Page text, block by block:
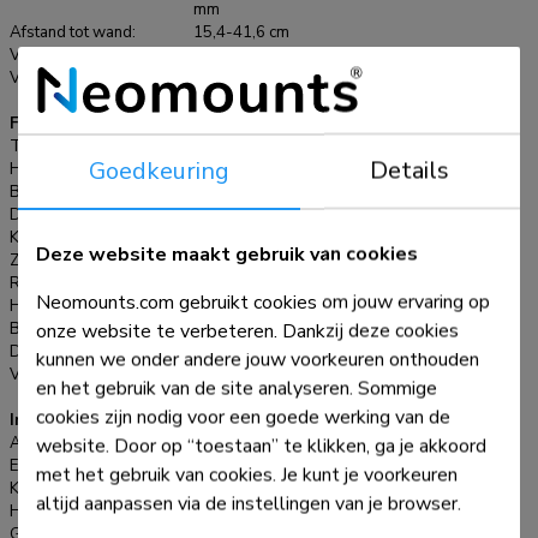
voor zowel de monitorarm als de keyboard tray arm. Het
slimme kabelmanagementsysteem zorgt voor een ordelijke
geleiding van de kabels. De WL90-325BL1 is geschikt voor
schermen die voldoen aan het VESA gatenpatroon 75x75 of
100x100 mm en is uitgerust met een Quick-release VESA
systeem voor snelle en eenvoudige installatie. Voor
afwijkende gatenpatronen heeft Neomounts diverse
optionele VESA-adapterplaten in het assortiment.
mm
Afstand tot wand:
15,4-41,6 cm
VESA maximaal:
VESA minimaal:
75x75 mm
Functionaliteit
Type:
Hoogteverstelling:
44-95 cm
Breedteverstelling:
Diepteverstelling:
6,8-37,4 cm
Kantelen (graden):
Zwenken (graden):
+90°, -90°
Roteren (graden):
Hoogte:
94 cm
Breedte:
65,4 cm
Diepte:
73 cm
Verstellingstype:
Gasveer
Informatie
Artikelnummer:
WL90-325BL1
EAN:
8717371443702
Kleur:
Hoofdmateriaal:
Staal
Goedkeuring Details
Deze website maakt gebruik van cookies
Neomounts.com gebruikt cookies om jouw ervaring op
onze website te verbeteren. Dankzij deze cookies
kunnen we onder andere jouw voorkeuren onthouden
en het gebruik van de site analyseren. Sommige
cookies zijn nodig voor een goede werking van de
website. Door op “toestaan” te klikken, ga je akkoord
met het gebruik van cookies. Je kunt je voorkeuren
altijd aanpassen via de instellingen van je browser.